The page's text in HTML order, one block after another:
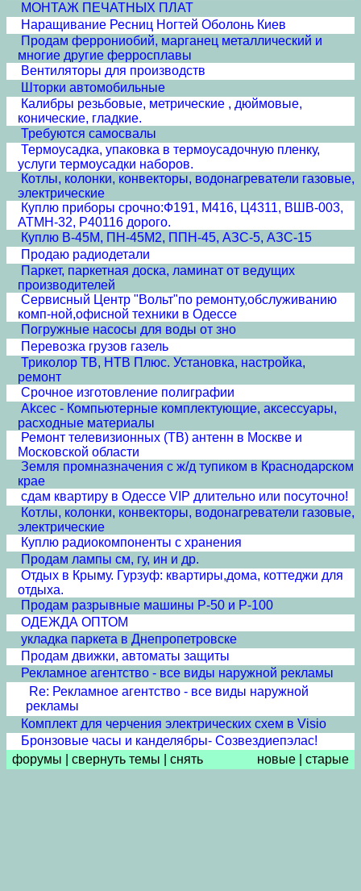
МОНТАЖ ПЕЧАТНЫХ ПЛАТ
Наращивание Ресниц Ногтей Оболонь Киев
Продам феррониобий, марганец металлический и
многие другие ферросплавы
Вентиляторы для производств
Шторки автомобильные
Калибры резьбовые, метрические , дюймовые,
конические, гладкие.
Требуются самосвалы
Термоусадка, упаковка в термоусадочную пленку,
услуги термоусадки наборов.
Котлы, колонки, конвекторы, водонагреватели газовые,
электрические
Куплю приборы срочно:Ф191, М416, Ц4311, ВШВ-003,
АТМН-32, Р40116 дорого.
Куплю В-45М, ПН-45М2, ППН-45, АЗС-5, АЗС-15
Продаю радиодетали
Паркет, паркетная доска, ламинат от ведущих
производителей
Сервисный Центр "Вольт"по ремонту,обслуживанию
комп-ной,офисной техники в Одессе
Погружные насосы для воды от зно
Перевозка грузов газель
Триколор ТВ, НТВ Плюс. Установка, настройка,
ремонт
Срочное изготовление полиграфии
Akcec - Компьютерные комплектующие, аксессуары,
расходные материалы
Ремонт телевизионных (ТВ) антенн в Москве и
Московской области
Земля промназначения с ж/д тупиком в Краснодарском
крае
сдам квартиру в Одессе VIP длительно или посуточно!
Котлы, колонки, конвекторы, водонагреватели газовые,
электрические
Куплю радиокомпоненты с хранения
Продам лампы см, гу, ин и др.
Отдых в Крыму. Гурзуф: квартиры,дома, коттеджи для
отдыха.
Продам разрывные машины Р-50 и Р-100
ОДЕЖДА ОПТОМ
укладка паркета в Днепропетровске
Продам движки, автоматы защиты
Рекламное агентство - все виды наружной рекламы
Re: Рекламное агентство - все виды наружной
рекламы
Комплект для черчения электрических схем в Visio
Бронзовые часы и канделябры- Созвездиепэлас!
форумы
свернуть темы снять новые старые